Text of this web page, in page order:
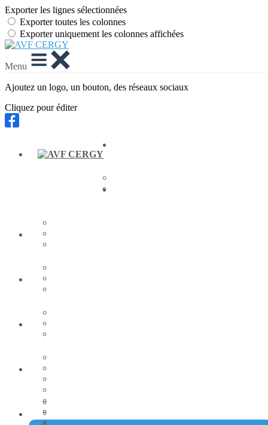
Exporter les lignes sélectionnées
Exporter toutes les colonnes
Exporter uniquement les colonnes affichées
Menu
Ajoutez un logo, un bouton, des réseaux sociaux
Cliquez pour éditer